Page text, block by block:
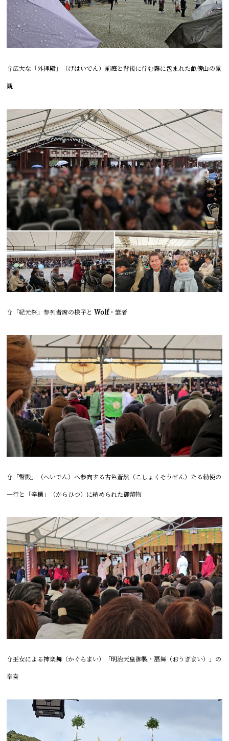
⇧広大な「外拝殿」 （げはいでん）前庭と背後に佇む霧に包まれた畝傍山の景
観
⇧「紀元祭」参列者席の様子とWolf・筆者
⇧ 「幣殿」（へいでん）へ参向する古色蒼然（こしょくそうぜん）たる勅使の
一行と
「辛櫃」（からひつ）に納められた御幣物
⇧巫女による神楽舞（かぐらまい）「明治天皇御製・扇舞（おうぎまい）」の
奉奏